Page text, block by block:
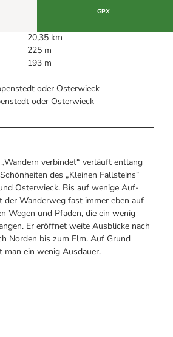
im Schacht
Falken
GPX
20,35 km
225 m
193 m
oder Osterwieck
oder Osterwieck
verbindet“ verläuft entlang
des „Kleinen Fallsteins“
Osterwieck. Bis auf wenige Auf-
der Wanderweg fast immer eben auf
Wegen und Pfaden, die ein wenig
Er eröffnet weite Ausblicke nach
Norden bis zum Elm. Auf Grund
man ein wenig Ausdauer.